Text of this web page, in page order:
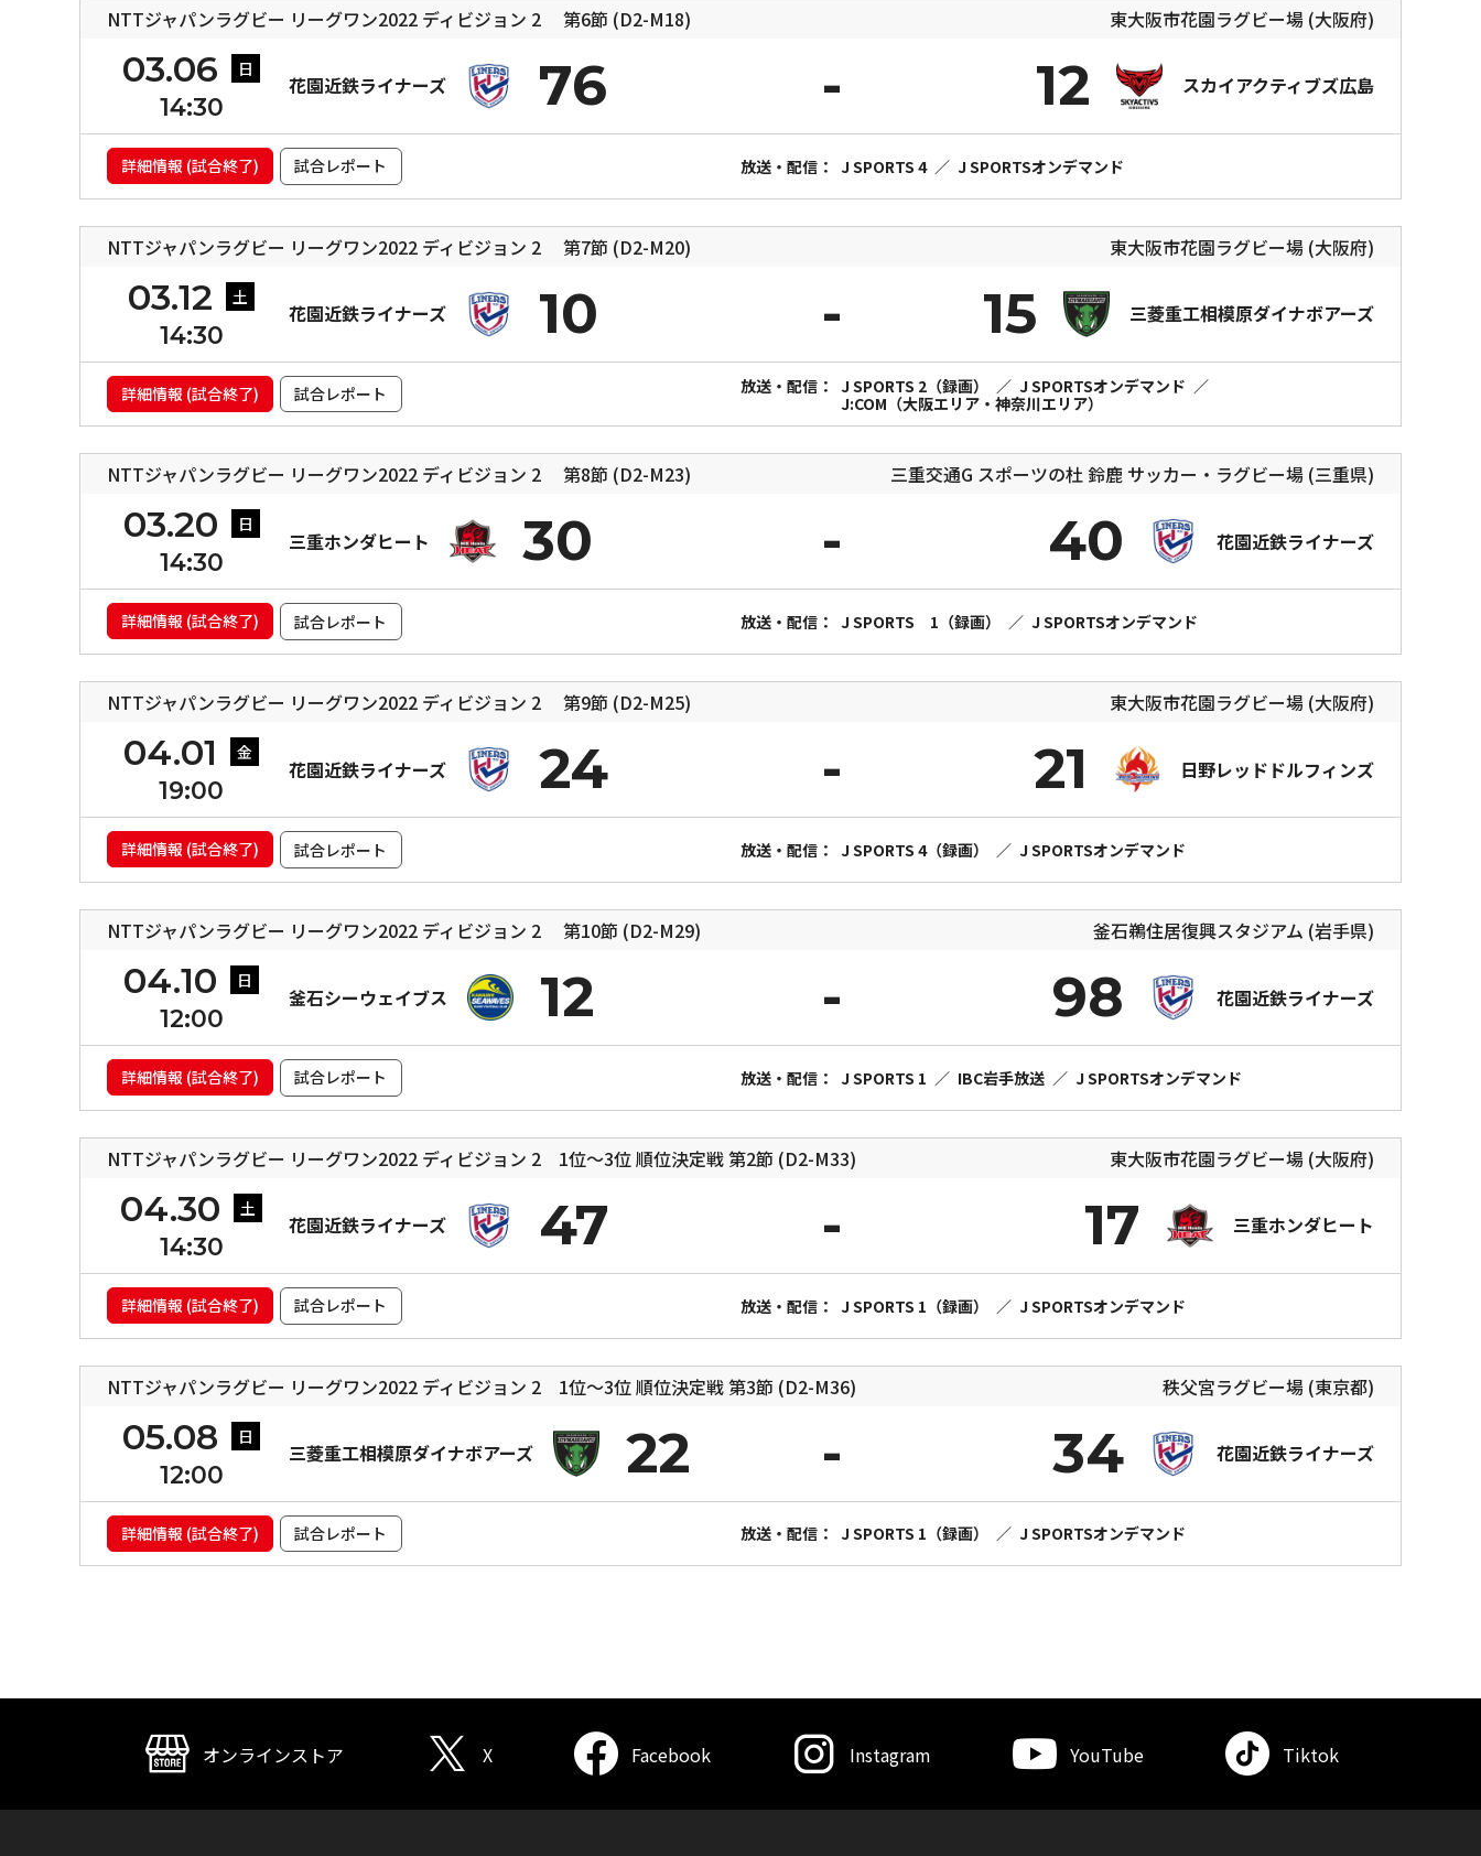
NTTジャパンラグビー リーグワン2022 ディビジョン 2 第6節 (D2-M18) 東大阪市花園ラグビー場 (大阪府)
03.06 日
14:30
花園近鉄ライナーズ 76 スカイアクティブズ広島
12
詳細情報 (試合終了) 試合レポート 放送・配信： J SPORTS 4 ／ J SPORTSオンデマンド
NTTジャパンラグビー リーグワン2022 ディビジョン 2 第7節 (D2-M20) 東大阪市花園ラグビー場 (大阪府)
03.12 土
14:30
花園近鉄ライナーズ 10 三菱重工相模原ダイナボアーズ
15
詳細情報 (試合終了) 試合レポート 放送・配信： J SPORTS 2（録画） ／ J SPORTSオンデマンド ／
J:COM（大阪エリア・神奈川エリア）
NTTジャパンラグビー リーグワン2022 ディビジョン 2 第8節 (D2-M23) 三重交通G スポーツの杜 鈴鹿 サッカー・ラグビー場 (三重県)
03.20 日
14:30
三重ホンダヒート 30 花園近鉄ライナーズ
40
詳細情報 (試合終了) 試合レポート 放送・配信： J SPORTS 1（録画） ／ J SPORTSオンデマンド
NTTジャパンラグビー リーグワン2022 ディビジョン 2 第9節 (D2-M25) 東大阪市花園ラグビー場 (大阪府)
04.01 金
19:00
花園近鉄ライナーズ 24 日野レッドドルフィンズ
21
詳細情報 (試合終了) 試合レポート 放送・配信： J SPORTS 4（録画） ／ J SPORTSオンデマンド
NTTジャパンラグビー リーグワン2022 ディビジョン 2 第10節 (D2-M29) 釜石鵜住居復興スタジアム (岩手県)
04.10 日
12:00
釜石シーウェイブス 12 花園近鉄ライナーズ
98
詳細情報 (試合終了) 試合レポート 放送・配信： J SPORTS 1 ／ IBC岩手放送 ／ J SPORTSオンデマンド
NTTジャパンラグビー リーグワン2022 ディビジョン 2 1位〜3位 順位決定戦第2節 (D2-M33) 東大阪市花園ラグビー場 (大阪府)
04.30 土
14:30
花園近鉄ライナーズ 47 三重ホンダヒート
17
詳細情報 (試合終了) 試合レポート 放送・配信： J SPORTS 1（録画） ／ J SPORTSオンデマンド
NTTジャパンラグビー リーグワン2022 ディビジョン 2 1位〜3位 順位決定戦第3節 (D2-M36) 秩父宮ラグビー場 (東京都)
05.08 日
12:00
三菱重工相模原ダイナボアーズ 22 花園近鉄ライナーズ
34
詳細情報 (試合終了) 試合レポート 放送・配信： J SPORTS 1（録画） ／ J SPORTSオンデマンド
オンラインストア X Facebook Instagram YouTube Tiktok